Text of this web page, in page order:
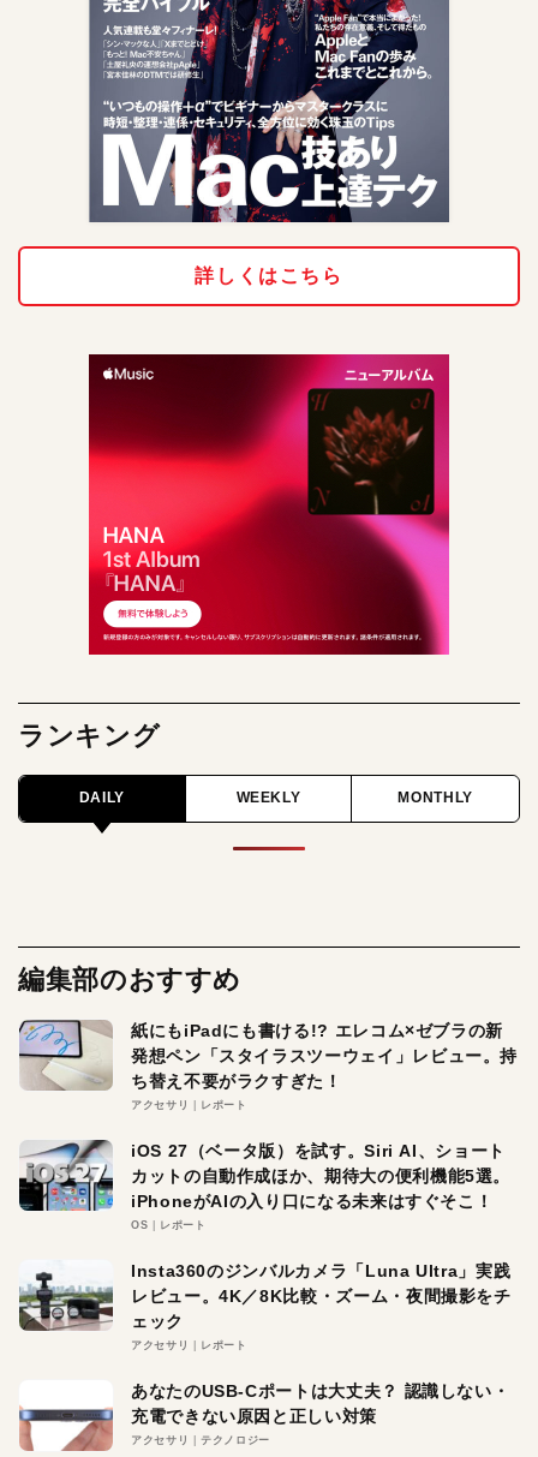
詳しくはこちら
ランキング
DAILY WEEKLY MONTHLY
編集部のおすすめ
紙にもiPadにも書ける!? エレコム×ゼブラの新
発想ペン「スタイラスツーウェイ」レビュー。持
ち替え不要がラクすぎた！
アクセサリ レポート
iOS 27（ベータ版）を試す。Siri AI、ショート
カットの自動作成ほか、期待大の便利機能5選。
iPhoneがAIの入り口になる未来はすぐそこ！
OS レポート
Insta360のジンバルカメラ「Luna Ultra」実践
レビュー。4K／8K比較・ズーム・夜間撮影をチ
ェック
アクセサリ レポート
あなたのUSB-Cポートは大丈夫？ 認識しない・
充電できない原因と正しい対策
アクセサリ テクノロジー